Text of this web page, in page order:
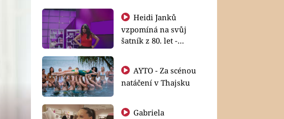
Heidi Janků
vzpomíná na svůj
šatník z 80. let -
natáčení v Thajsku
Gabriela